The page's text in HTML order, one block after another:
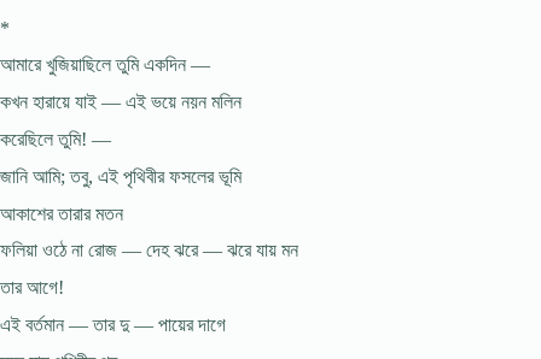
*
আমারে খুজিয়াছিলে তুমি একদিন —
কখন হারায়ে যাই — এই ভয়ে নয়ন মলিন
করেছিলে তুমি! —
জানি আমি; তবু, এই পৃথিবীর ফসলের ভূমি
আকাশের তারার মতন
ফলিয়া ওঠে না রোজ — দেহ ঝরে — ঝরে যায় মন
তার আগে!
এই বর্তমান — তার দু — পায়ের দাগে